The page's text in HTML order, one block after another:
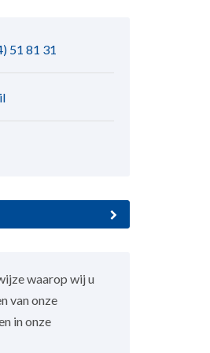
51 81 31
waarop wij u
van onze
in onze